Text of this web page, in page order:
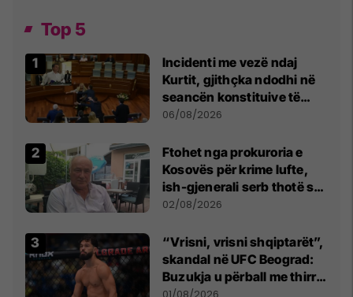
Top 5
Incidenti me vezë ndaj
Kurtit, gjithçka ndodhi në
seancën konstituive të
Kuvendit
06/08/2026
Ftohet nga prokuroria e
Kosovës për krime lufte,
ish-gjenerali serb thotë se
dikush e tradhtoi në
02/08/2026
“Vrisni, vrisni shqiptarët”,
skandal në UFC Beograd:
Buzukja u përball me thirrje
anti-shqiptare nga